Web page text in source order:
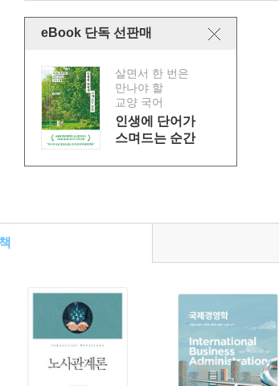
eBook 단독 선판매
살면서 한 번은
만나야 할
교양 국어
인생에 단어가
스며드는 순간